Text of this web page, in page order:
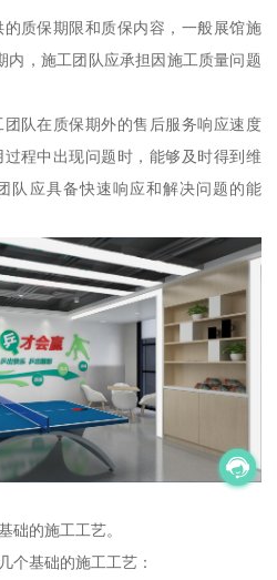
质保期限和质保内容，一般展馆施
内，施工团队应承担因施工质量问题
队在质保期外的售后服务响应速度
程中出现问题时，能够及时得到维
队应具备快速响应和解决问题的能
础的施工工艺。
个基础的施工工艺：